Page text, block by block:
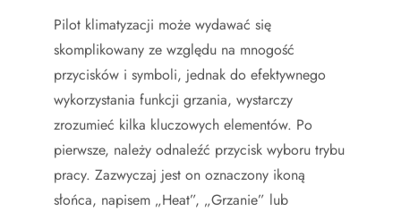
Pilot klimatyzacji może wydawać się
skomplikowany ze względu na mnogość
przycisków i symboli, jednak do efektywnego
wykorzystania funkcji grzania, wystarczy
zrozumieć kilka kluczowych elementów. Po
pierwsze, należy odnaleźć przycisk wyboru trybu
pracy. Zazwyczaj jest on oznaczony ikoną
słońca, napisem „Heat”, „Grzanie” lub